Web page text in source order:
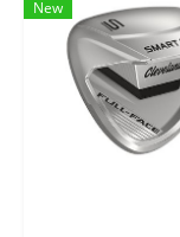
New